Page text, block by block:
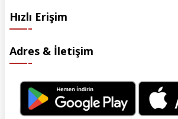
Hızlı Erişim
Adres & İletişim